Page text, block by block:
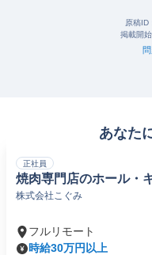
原稿ID
掲載開始
あなた
正社員
焼肉専門店のホール・
株式会社こぐみ
フルリモート
時給30万円以上